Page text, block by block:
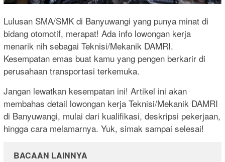
Lulusan SMA/SMK di Banyuwangi yang punya minat di
bidang otomotif, merapat! Ada info lowongan kerja
menarik nih sebagai Teknisi/Mekanik DAMRI.
Kesempatan emas buat kamu yang pengen berkarir di
perusahaan transportasi terkemuka.
Jangan lewatkan kesempatan ini! Artikel ini akan
membahas detail lowongan kerja Teknisi/Mekanik DAMRI
di Banyuwangi, mulai dari kualifikasi, deskripsi pekerjaan,
hingga cara melamarnya. Yuk, simak sampai selesai!
BACAAN LAINNYA